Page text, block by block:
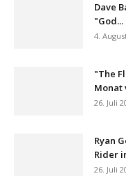
Dave
"God...
4.
"The
Monat
26. Juli
Ryan
Rider
26. Juli